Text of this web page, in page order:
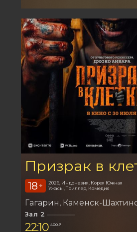
Призрак в
18 +
2026, Индонезия, Корея Южная
Ужасы, Триллер, Комедия
Гагарин Каменск-
Зал 2
22:10 400 ₽